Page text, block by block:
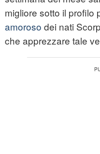
migliore sotto il profilo
amoroso dei nati
che apprezzare tale